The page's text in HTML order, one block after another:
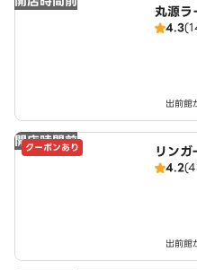
丸源ラ
4.3
出前館
開店時間前
クーポンあり リン
4.2
出前館